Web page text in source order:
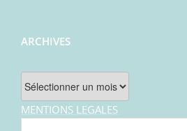
ARCHIVES
Archives
MENTIONS LEGALES